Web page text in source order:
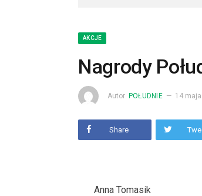
AKCJE
Nagrody
Autor POŁUDNIE 14
Share
Anna Tomasik